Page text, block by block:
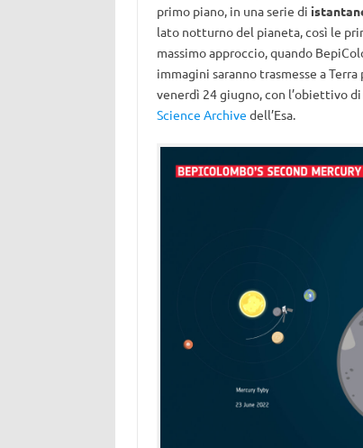
primo piano, in una serie di
lato notturno del pianeta, così le
massimo approccio, quando
immagini saranno trasmesse a
venerdì 24 giugno, con l’obiettivo
Science Archive dell’Esa.